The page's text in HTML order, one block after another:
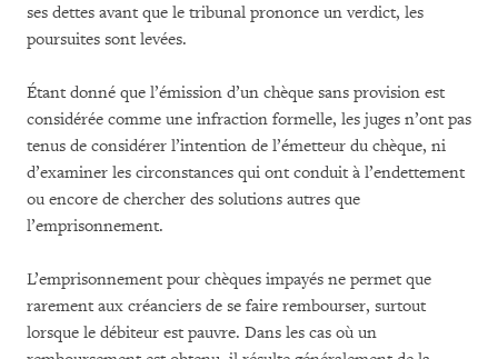
ses dettes avant que le tribunal prononce un verdict, les
poursuites sont levées.
Étant donné que l’émission d’un chèque sans provision est
considérée comme une infraction formelle, les juges n’ont pas
tenus de considérer l’intention de l’émetteur du chèque, ni
d’examiner les circonstances qui ont conduit à l’endettement
ou encore de chercher des solutions autres que
l’emprisonnement.
L’emprisonnement pour chèques impayés ne permet que
rarement aux créanciers de se faire rembourser, surtout
lorsque le débiteur est pauvre. Dans les cas où un